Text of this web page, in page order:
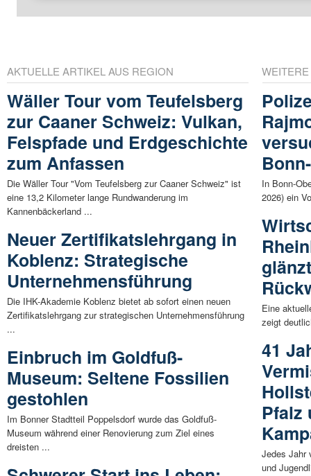
AKTUELLE ARTIKEL AUS REGION
Wäller Tour vom Teufelsberg
zur Caaner Schweiz: Vulkan,
Felspfade und Erdgeschichte
zum Anfassen
Die Wäller Tour "Vom Teufelsberg zur Caaner Schweiz" ist
eine 13,2 Kilometer lange Rundwanderung im
Kannenbäckerland ...
Neuer Zertifikatslehrgang in
Koblenz: Strategische
Unternehmensführung
Die IHK-Akademie Koblenz bietet ab sofort einen neuen
Zertifikatslehrgang zur strategischen Unternehmensführung
...
Einbruch im Goldfuß-
Museum: Seltene Fossilien
gestohlen
Im Bonner Stadtteil Poppelsdorf wurde das Goldfuß-
Museum während einer Renovierung zum Ziel eines
dreisten ...
In Bonn-
2026) ein
Eine
zeigt
41
Pfalz
Jedes Jahr
und